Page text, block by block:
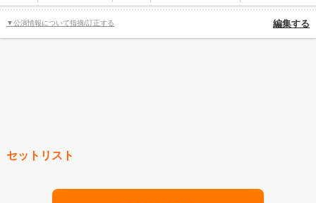
▼公演情報について指摘/訂正する 編集する
セットリスト